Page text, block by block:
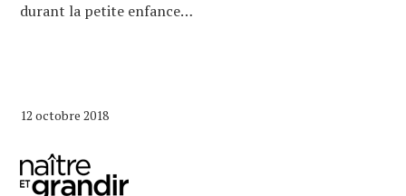
durant la petite enfance…
12 octobre 2018